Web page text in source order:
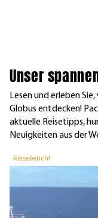
Unser
Lesen und erleben
Globus entdecken!
aktuelle Reisetipps,
Neuigkeiten aus der
Reisebericht